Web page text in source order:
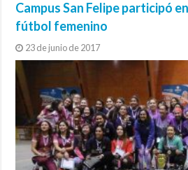
Campus San Felipe participó
fútbol femenino
23 de junio de 2017